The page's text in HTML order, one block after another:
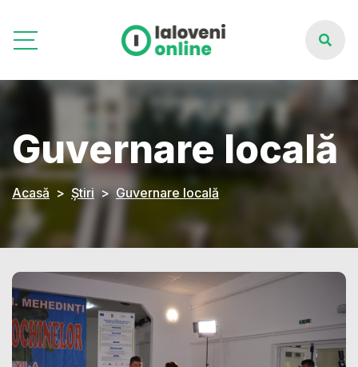
Guvernare locală
Acasă Știri Guvernare locală